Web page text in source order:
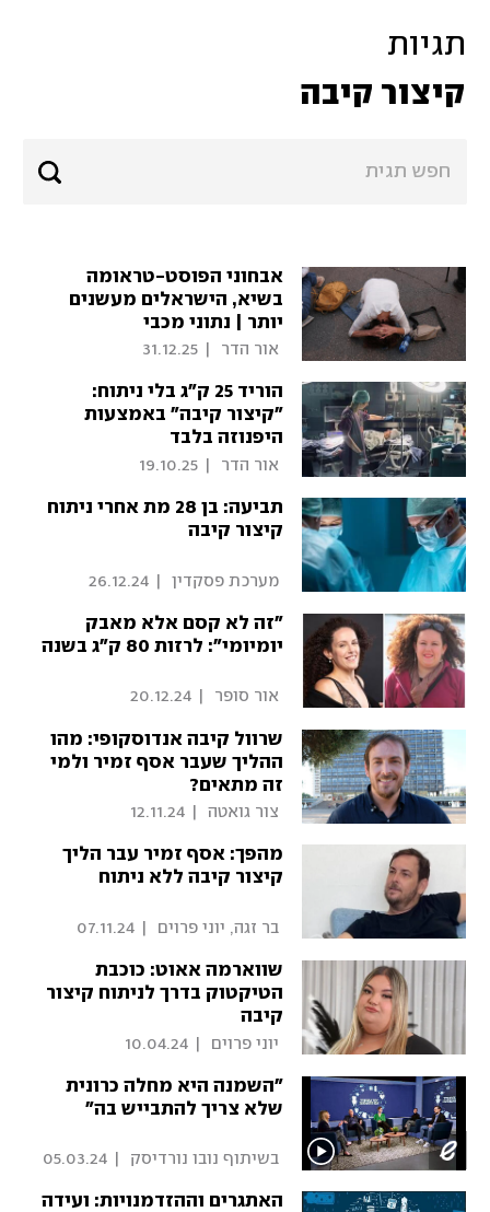
תגיות
קיצור קיבה
אבחוני הפוסט-טראומה
בשיא, הישראלים מעשנים
יותר | נתוני מכבי
אור הדר 31.12.25
הוריד 25 ק"ג בלי ניתוח:
"קיצור קיבה" באמצעות
היפנוזה בלבד
אור הדר 19.10.25
תביעה: בן 28 מת אחרי ניתוח
קיצור קיבה
מערכת פסקדין 26.12.24
"זה לא קסם אלא מאבק
יומיומי": לרזות 80 ק"ג בשנה
אור סופר 20.12.24
שרוול קיבה אנדוסקופי: מהו
ההליך שעבר אסף זמיר ולמי
זה מתאים?
צור גואטה 12.11.24
מהפך: אסף זמיר עבר הליך
קיצור קיבה ללא ניתוח
בר זגה, יוני פרוים 07.11.24
שווארמה אאוט: כוכבת
הטיקטוק בדרך לניתוח קיצור
קיבה
יוני פרוים 10.04.24
"השמנה היא מחלה כרונית
שלא צריך להתבייש בה"
בשיתוף נובו נורדיסק 05.03.24
האתגרים וההזדמנויות: ועידה